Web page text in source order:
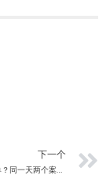
下一个
手机卡被快递员偷单？同一天两个案例！！！